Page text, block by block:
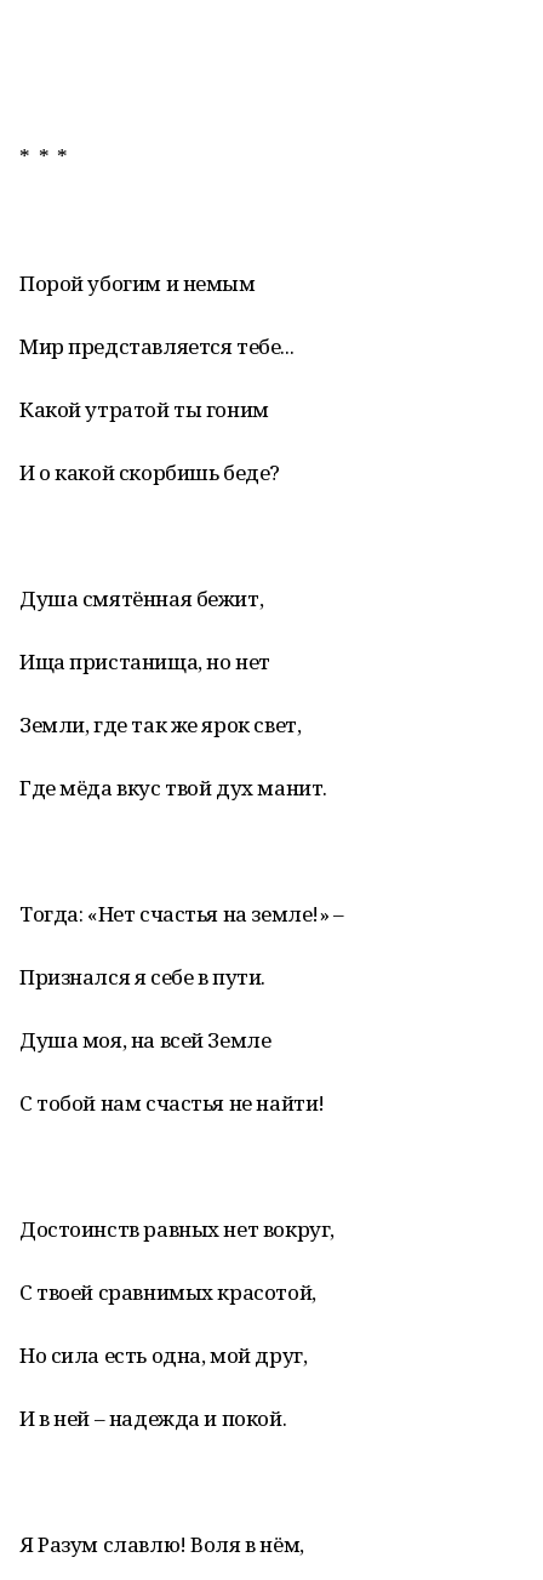
* * *
Порой убогим и немым
Мир представляется тебе...
Какой утратой ты гоним
И о какой скорбишь беде?
Душа смятённая бежит,
Ища пристанища, но нет
Земли, где так же ярок свет,
Где мёда вкус твой дух манит.
Тогда: «Нет счастья на земле!» –
Признался я себе в пути.
Душа моя, на всей Земле
С тобой нам счастья не найти!
Достоинств равных нет вокруг,
С твоей сравнимых красотой,
Но сила есть одна, мой друг,
И в ней – надежда и покой.
Я Разум славлю! Воля в нём,